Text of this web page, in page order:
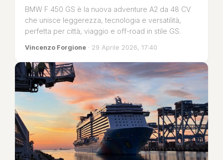
BMW F 450 GS è la nuova adventure A2 da 48 CV
che unisce leggerezza, tecnologia e versatilità,
perfetta per città, viaggio e off-road in stile GS.
Vincenzo Forgione · 29 Aprile 2026, 17:40